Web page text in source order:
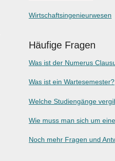
Wirtschaftsingenieurwesen
Häufige Fragen
Was ist der Numerus
Was ist ein Wartesemester?
Welche Studiengänge
Wie muss man sich um
Noch mehr Fragen und